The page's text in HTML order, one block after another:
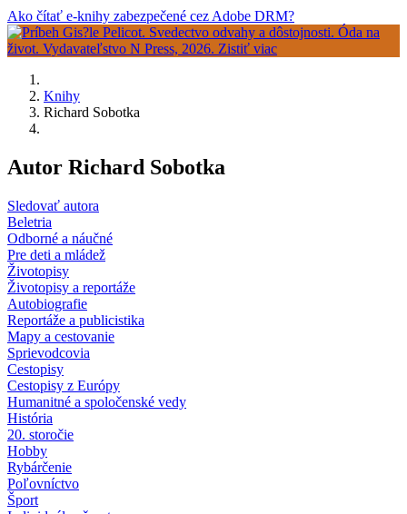
Ako čítať e-knihy zabezpečené cez Adobe DRM?
Knihy
Richard Sobotka
Autor Richard Sobotka
Sledovať autora
Beletria
Odborné a náučné
Pre deti a mládež
Životopisy
Životopisy a reportáže
Autobiografie
Reportáže a publicistika
Mapy a cestovanie
Sprievodcovia
Cestopisy
Cestopisy z Európy
Humanitné a spoločenské vedy
História
20. storočie
Hobby
Rybárčenie
Poľovníctvo
Šport